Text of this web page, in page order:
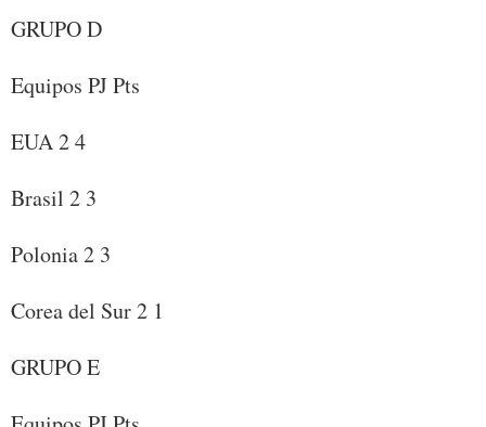
GRUPO D
Equipos PJ Pts
EUA 2 4
Brasil 2 3
Polonia 2 3
Corea del Sur 2 1
GRUPO E